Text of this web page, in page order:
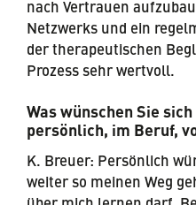
nach Vertrauen
Netzwerks und ein
der therapeutischen
Prozess sehr wertvoll.
Was wünschen Sie
persönlich, im Beruf,
K. Breuer: Persönlich
weiter so meinen Weg